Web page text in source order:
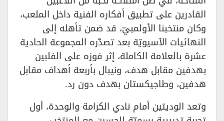
القادرين على تطبيق أفكاره الفنية داخل الملعب،
وكان منتخبنا الأولمبيّ، قد ضمن تأهله إلى
النهائيات الآسيويّة بعد تصدّره المجموعة الحادية
عشرة بالعلامة الكاملة، إثر فوزه على الفلبين
بهدفين مقابل هدف، ونيبال بأربعة أهداف مقابل
هدفين، وطاجيكستان بهدف دون رد.
وتعد الوديتين أمام نادي الكرامة والوحدة، أول